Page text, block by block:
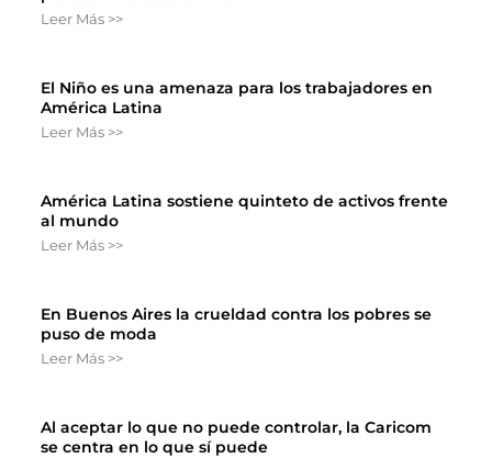
Leer Más >>
El Niño es una amenaza para los trabajadores en
América Latina
Leer Más >>
América Latina sostiene quinteto de activos frente
al mundo
Leer Más >>
En Buenos Aires la crueldad contra los pobres se
puso de moda
Leer Más >>
Al aceptar lo que no puede controlar, la Caricom
se centra en lo que sí puede